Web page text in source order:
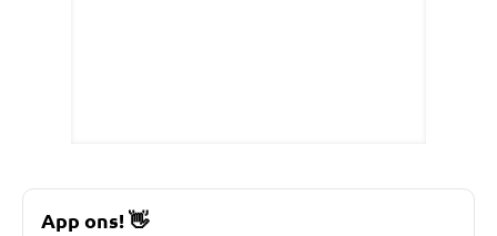
App ons!👋